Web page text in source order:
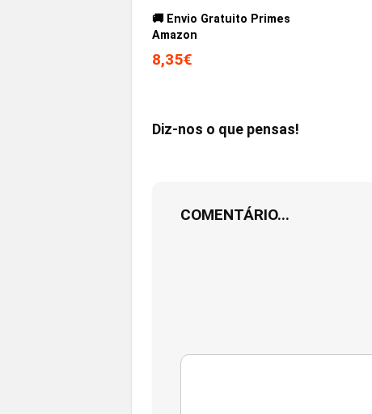
🚚 Envio Gratuito Primes
Amazon
8,35€
Diz-nos o que pensas!
COMENTÁRIO...